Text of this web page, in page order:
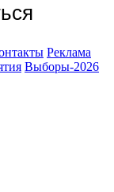
Реклама
Выборы-2026